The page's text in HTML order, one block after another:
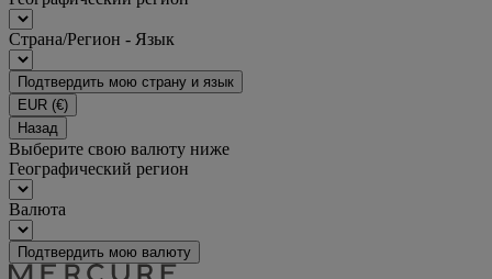
Страна/Регион - Язык
Подтвердить мою страну и язык
EUR (€)
Назад
Выберите свою валюту ниже
Географический регион
Валюта
Подтвердить мою валюту